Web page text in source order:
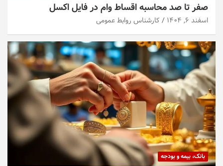
صفر تا صد محاسبه اقساط وام در فایل اکسل
اسفند ۶, ۱۴۰۴ کارشناس روابط عمومی
بانک، بیمه و بودجه